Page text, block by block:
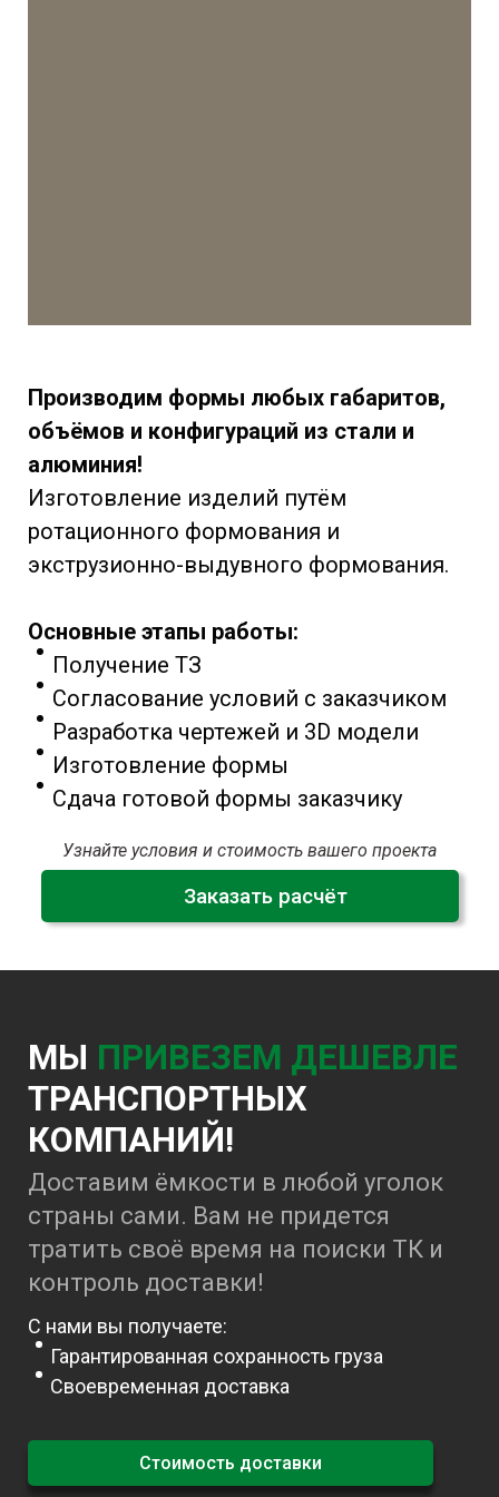
Производим формы любых габаритов,
объёмов и конфигураций из стали и
алюминия!
Изготовление изделий путём
ротационного формования и
экструзионно-выдувного формования.
Основные этапы работы:
Получение ТЗ
Согласование условий с заказчиком
Разработка чертежей и 3D модели
Изготовление формы
Сдача готовой формы заказчику
Узнайте условия и стоимость вашего проекта
Заказать расчёт
МЫ ПРИВЕЗЕМ ДЕШЕВЛЕ
ТРАНСПОРТНЫХ
КОМПАНИЙ!
Доставим ёмкости в любой уголок
страны сами. Вам не придется
тратить своё время на поиски ТК и
контроль доставки!
С нами вы получаете:
Гарантированная сохранность груза
Своевременная доставка
Стоимость доставки